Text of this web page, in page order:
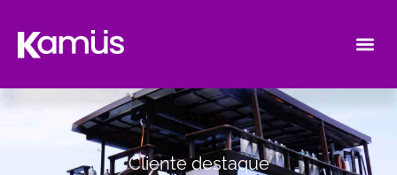
Cliente destaque